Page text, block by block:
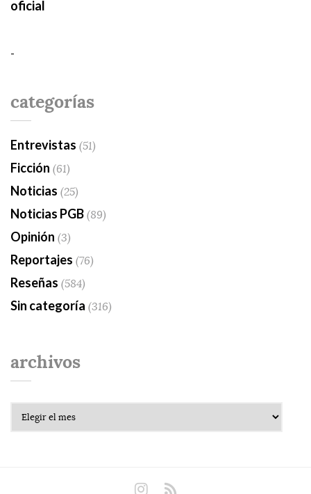
oficial
-
categorías
Entrevistas (51)
Ficción (61)
Noticias (25)
Noticias PGB(89)
Opinión (3)
Reportajes (76)
Reseñas (584)
Sin categoría (316)
archivos